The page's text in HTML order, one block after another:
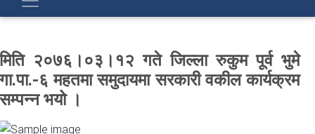
मिति २०७६।०३।१२ गते जिल्ला रुकुम पूर्व भुमे
गा.पा.-६ महतमा समुदायमा सरकारी वकील कार्यक्रम
सम्पन्न भयो ।